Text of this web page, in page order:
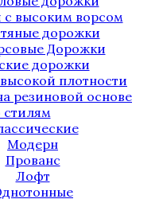
высоким ворсом
дорожки
Дорожки
дорожки
плотности
резиновой основе
стилям
Модерн
Прованс
Лофт